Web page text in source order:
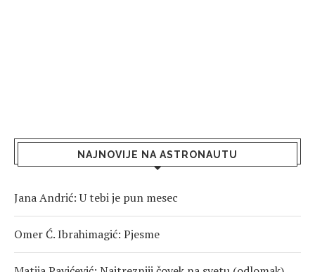
NAJNOVIJE NA ASTRONAUTU
Jana Andrić: U tebi je pun mesec
Omer Ć. Ibrahimagić: Pjesme